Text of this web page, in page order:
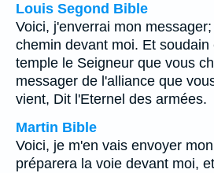
Louis Segond Bible
Voici, j'enverrai mon
chemin devant moi. Et soudain
temple le Seigneur que vous
messager de l'alliance que
vient, Dit l'Eternel des armées.
Martin Bible
Voici, je m'en vais envoyer
préparera la voie devant moi,